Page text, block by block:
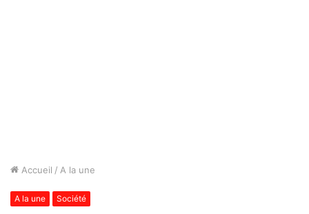
Accueil / A la une
A la une Société